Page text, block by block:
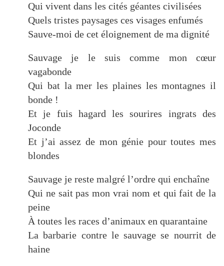
Qui vivent dans les cités géantes civilisées
Quels tristes paysages ces visages enfumés
Sauve-moi de cet éloignement de ma dignité
Sauvage je le suis comme mon cœur
vagabonde
Qui bat la mer les plaines les montagnes il
bonde !
Et je fuis hagard les sourires ingrats des
Joconde
Et j’ai assez de mon génie pour toutes mes
blondes
Sauvage je reste malgré l’ordre qui enchaîne
Qui ne sait pas mon vrai nom et qui fait de la
peine
À toutes les races d’animaux en quarantaine
La barbarie contre le sauvage se nourrit de
haine